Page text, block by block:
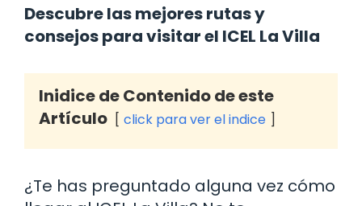
Descubre las mejores rutas y
consejos para visitar el ICEL La Villa
Inidice de Contenido de este
Artículo
click para ver el indice
¿Te has preguntado alguna vez cómo